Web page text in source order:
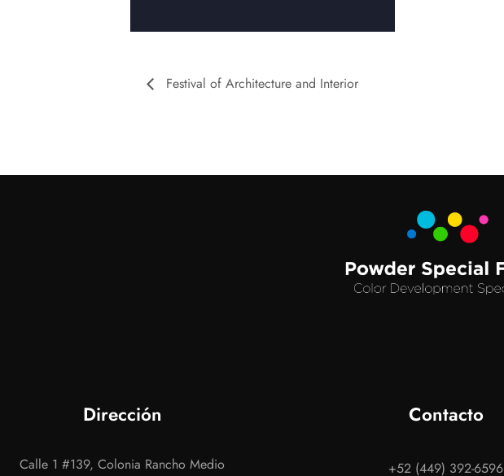
Festival of Architecture and Interior
Dirección
Calle 1 #139, Colonia Rancho Medio
Contacto
+52 (449) 392-6596